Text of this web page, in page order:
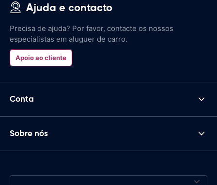
Ajuda e contacto
Precisa de ajuda? Por favor, contacte os nossos
especialistas em aluguer de carro.
Apoio ao cliente
Conta
Sobre nós